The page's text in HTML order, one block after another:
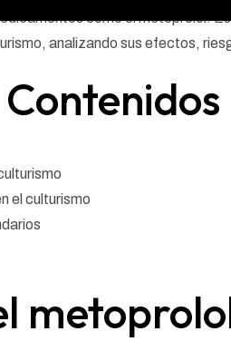
como el metoprolol.
analizando sus efectos,
el culturismo